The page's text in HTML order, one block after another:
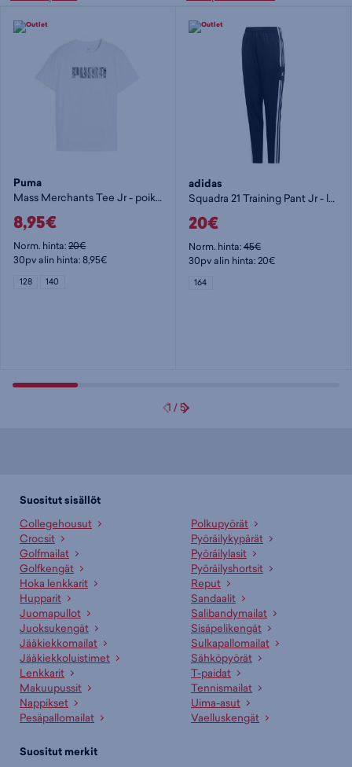
Puma
Mass Merchants Tee Jr - poikien t-paita
8,95€
Norm. hinta:20€
30pv alin hinta: 8,95€
128 140
adidas
Squadra 21 Training Pant Jr - lasten verkkarihousut
20€
Norm. hinta:45€
30pv alin hinta: 20€
164
1 /5
Suositut sisällöt
Collegehousut
Crocsit
Golfmailat
Golfkengät
Hoka lenkkarit
Hupparit
Juomapullot
Juoksukengät
Jääkiekkomailat
Jääkiekkoluistimet
Lenkkarit
Makuupussit
Nappikset
Pesäpallomailat
Polkupyörät
Pyöräilykypärät
Pyöräilylasit
Pyöräilyshortsit
Reput
Sandaalit
Salibandymailat
Sisäpelikengät
Sulkapallomailat
Sähköpyörät
T-paidat
Tennismailat
Uima-asut
Vaelluskengät
Suositut merkit